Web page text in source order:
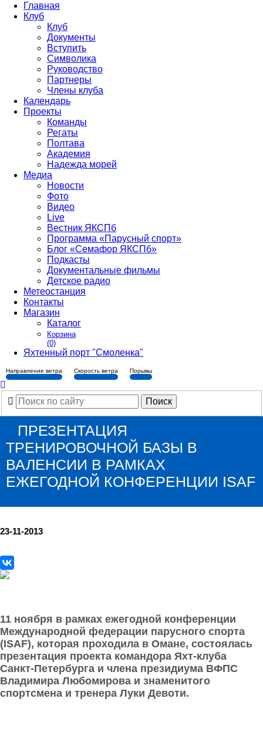
Главная
Клуб
Клуб
Документы
Вступить
Символика
Руководство
Партнеры
Члены клуба
Календарь
Проекты
Команды
Регаты
Полтава
Академия
Надежда морей
Медиа
Новости
Фото
Видео
Live
Вестник ЯКСПб
Программа «Парусный спорт»
Блог «Семафор ЯКСПб»
Подкасты
Документальные фильмы
Детское радио
Метеостанция
Контакты
Магазин
Каталог
Корзина
(0)
Яхтенный порт "Смоленка"
Направление ветра Скорость ветра Порывы
ПРЕЗЕНТАЦИЯ
ТРЕНИРОВОЧНОЙ БАЗЫ В
ВАЛЕНСИИ В РАМКАХ
ЕЖЕГОДНОЙ КОНФЕРЕНЦИИ ISAF
23-11-2013
11 ноября в рамках ежегодной конференции
Международной федерации парусного спорта
(ISAF), которая проходила в Омане, состоялась
презентация проекта командора Яхт-клуба
Санкт-Петербурга и члена президиума ВФПС
Владимира Любомирова и знаменитого
спортсмена и тренера Луки Девоти.